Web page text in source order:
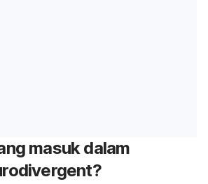
masuk dalam
?